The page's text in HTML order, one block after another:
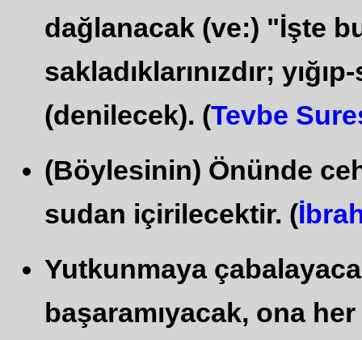
dağlanacak (ve:) "İşte
sakladıklarınızdır;
(denilecek). (Tevbe
(Böylesinin) Önünde
sudan içirilecektir. (
Yutkunmaya
başaramıyacak, ona